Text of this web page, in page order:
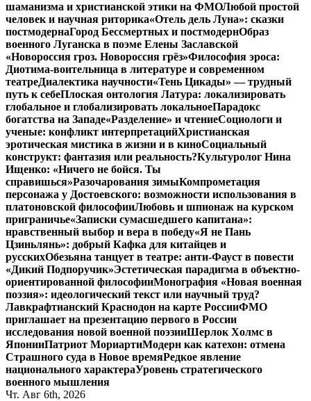
шаманизма и христианской этики на ФМОЛюбой простой
человек и научная риторика«Отель дель Луна»: сказки
постмодернаГород Бессмертных и постмодернОбраз
военного Луганска в поэме Елены Заславской
«Новороссия гроз. Новороссия грёз»Философия эроса:
Диотима-воительница в литературе и современном
театреДиалектика научности«Тень Цикады» — трудный
путь к себеПлоская онтология Латура: локализировать
глобальное и глобализировать локальноеПарадокс
богатства на Западе«Разделение» и чтениеСоциологи и
ученые: конфликт интерпретацийХристианская
эротическая мистика в жизни и в киноСоциальный
конструкт: фантазия или реальность?Культуролог Нина
Ищенко: «Ничего не бойся. Ты
справишься»Разочарования зимыКомпрометация
персонажа у Достоевского: возможности использования в
платоновской философииЛюбовь и шпионаж на курском
приграничье«Записки сумасшедшего капитана»:
нравственный выбор и вера в победу«Я не Пань
Цзиньлянь»: добрый Кафка для китайцев и
русскихОбезьяна танцует в театре: анти-Фауст в повести
«Дикий Подпоручик»Эстетическая парадигма в объектно-
ориентированной философииМонография «Новая военная
поэзия»: идеологический текст или научный труд?
Лавкрафтианский Краснодон на карте РоссииФМО
приглашает на презентацию первого в России
исследования новой военной поэзииШерлок Холмс в
ЯпонииПатриот МориартиМодерн как катехон: отмена
Страшного суда в Новое времяРедкое явление
национального характераУровень стратегического
военного мышления
Чт. Авг 6th, 2026